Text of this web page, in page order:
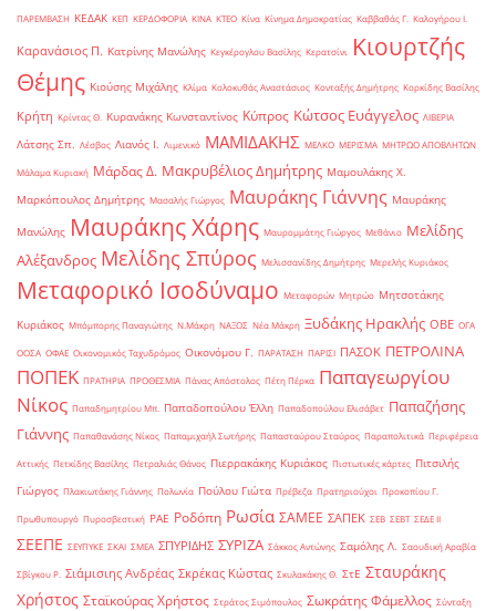
ΠΑΡΕΜΒΑΣΗ ΚΕΔΑΚ ΚΕΠ ΚΕΡΔΟΦΟΡΙΑ ΚΙΝΑ ΚΤΕΟ Κίνα Κίνημα Δημοκρατίας Καββαθάς Γ. Καλογήρου Ι.
Καρανάσιος Π. Κατρίνης Μανώλης Κεγκέρογλου Βασίλης Κερατσίνι
Κιουρτζής
Θέμης Κιούσης Μιχάλης Κλίμα Κολοκυθάς Αναστάσιος Κονταξής Δημήτρης Κορκίδης Βασίλης
Κρήτη Κρίντας Θ. Κυρανάκης Κωνσταντίνος Κύπρος Κώτσος Ευάγγελος ΛΙΒΕΡΙΑ
Λάτσης Σπ. Λέσβος Λιανός Ι. Λιμενικό ΜΑΜΙΔΑΚΗΣ ΜΕΛΚΟ ΜΕΡΙΣΜΑ ΜΗΤΡΩΟ ΑΠΟΒΛΗΤΩΝ
Μάλαμα Κυριακή Μάρδας Δ. Μακρυβέλιος Δημήτρης Μαμουλάκης Χ.
Μαρκόπουλος Δημήτρης Μασαλής Γιώργος Μαυράκης Γιάννης Μαυράκης
Μανώλης Μαυράκης Χάρης Μαυρομμάτης Γιώργος Μεθάνιο Μελίδης
Αλέξανδρος Μελίδης Σπύρος Μελισσανίδης Δημήτρης Μερελής Κυριάκος
Μεταφορικό Ισοδύναμο Μεταφορών Μητρώο Μητσοτάκης
Κυριάκος Μπόμπορης Παναγιώτης Ν.Μάκρη ΝΑΞΟΣ Νέα Μάκρη Ξυδάκης Ηρακλής ΟΒΕ ΟΓΑ
ΟΟΣΑ ΟΦΑΕ Οικονομικός Ταχυδρόμος Οικονόμου Γ. ΠΑΡΑΤΑΣΗ ΠΑΡΙΣΙ ΠΑΣΟΚ ΠΕΤΡΟΛΙΝΑ
ΠΟΠΕΚ ΠΡΑΤΗΡΙΑ ΠΡΟΘΕΣΜΙΑ Πάνας Απόστολος Πέτη Πέρκα Παπαγεωργίου
Νίκος Παπαδημητρίου Μπ. Παπαδοπούλου Έλλη Παπαδοπούλου Ελισάβετ Παπαζήσης
Γιάννης Παπαθανάσης Νίκος Παπαμιχαήλ Σωτήρης Παπασταύρου Σταύρος Παραπολιτικά Περιφέρεια
Αττικής Πετκίδης Βασίλης Πετραλιάς Θάνος Πιερρακάκης Κυριάκος Πιστωτικές κάρτες Πιτσιλής
Γιώργος Πλακιωτάκης Γιάννης Πολωνία Πούλου Γιώτα Πρέβεζα Πρατηριούχοι Προκοπίου Γ.
Πρωθυπουργό Πυροσβεστική ΡΑΕ Ροδόπη Ρωσία ΣΑΜΕΕ ΣΑΠΕΚ ΣΕΒ ΣΕΒΤ ΣΕΔΕ ΙΙ
ΣΕΕΠΕ ΣΕΥΠΥΚΕ ΣΚΑΙ ΣΜΕΑ ΣΠΥΡΙΔΗΣ ΣΥΡΙΖΑ Σάκκος Αντώνης Σαμόλης Λ. Σαουδική Αραβία
Σβίγκου Ρ. Σιάμισιης Ανδρέας Σκρέκας Κώστας Σκυλακάκης Θ. ΣτΕ Σταυράκης
Χρήστος Σταϊκούρας Χρήστος Στράτος Σιμόπουλος Σωκράτης Φάμελλος Σύνταξη